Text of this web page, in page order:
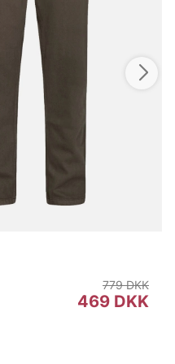
469 DKK
779 DKK